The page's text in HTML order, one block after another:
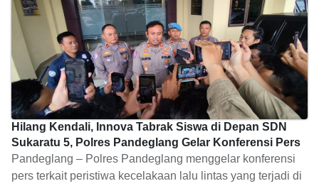
Hilang Kendali, Innova Tabrak Siswa di Depan SDN
Sukaratu 5, Polres Pandeglang Gelar Konferensi Pers
Pandeglang – Polres Pandeglang menggelar konferensi
pers terkait peristiwa kecelakaan lalu lintas yang terjadi di